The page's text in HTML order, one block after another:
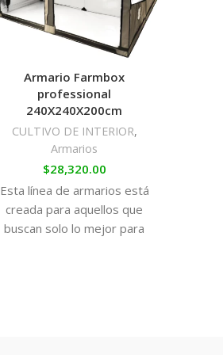
Armario Farmbox
professional
240X240X200cm
CULTIVO DE INTERIOR,
Armarios
$28,320.00
Esta línea de armarios está
creada para aquellos que
buscan solo lo mejor para